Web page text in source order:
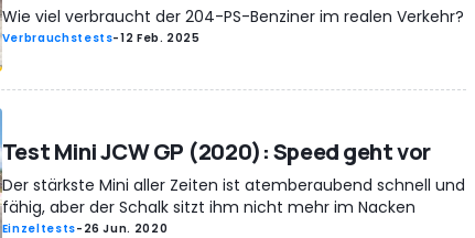
Wie viel verbraucht der 204-PS-Benziner im realen Verkehr?
Verbrauchstests-12 Feb. 2025
Test Mini JCW GP (2020): Speed geht vor
Der stärkste Mini aller Zeiten ist atemberaubend schnell und
fähig, aber der Schalk sitzt ihm nicht mehr im Nacken
Einzeltests- 26 Jun. 2020